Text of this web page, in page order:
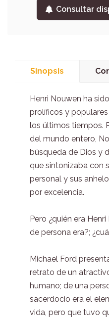
Consultar
Sinopsis
Henri Nouwen ha
prolíficos y
los últimos tiempos.
del mundo entero,
búsqueda de Dios y
que sintonizaba con
personal y sus
por excelencia.
Pero ¿quién era
de persona era?;
Michael Ford
retrato de un
humano; de una
sacerdocio era el
vida, pero que tuvo